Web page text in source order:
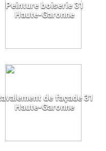
Peinture boiserie 31
Haute-Garonne
de façade 31
Haute-Garonne